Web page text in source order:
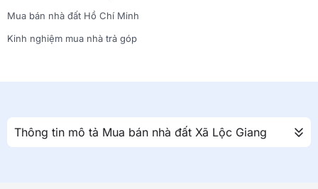
Mua bán nhà đất Hồ Chí Minh
Kinh nghiệm mua nhà trả góp
Thông tin mô tả Mua bán nhà đất Xã Lộc Giang